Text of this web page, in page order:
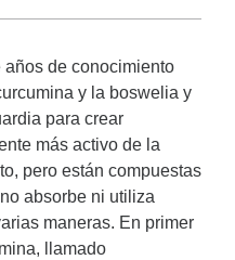
años de conocimiento
y la boswelia y
para crear
más activo de la
pero están compuestas
absorbe ni utiliza
maneras. En primer
llamado